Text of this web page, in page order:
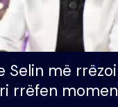
Selin më
rrëfen